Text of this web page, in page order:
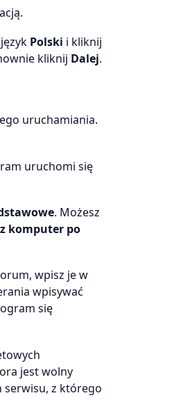
Polski i kliknij
kliknij Dalej.
uruchamiania.
uruchomi się
. Możesz
komputer po
wpisz je w
wpisywać
się
jest wolny
serwisu, z którego